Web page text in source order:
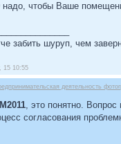
чтобы Ваше
забить шуруп, чем
15 10:55
деятельность
, это понятно.
согласования